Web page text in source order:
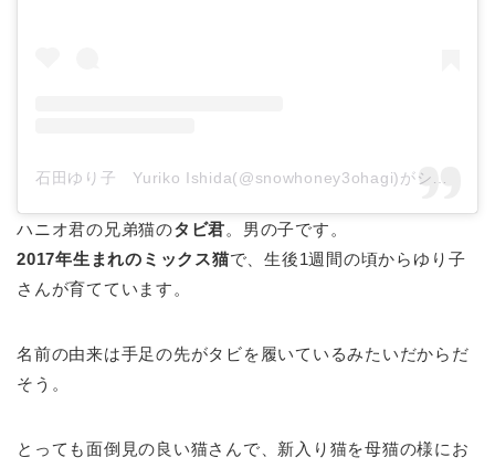
石田ゆり子 Yuriko Ishida(@snowhoney3ohagi)がシェアした投稿
ハニオ君の兄弟猫のタビ君。男の子です。
2017年生まれの ミックス猫で、生後1週間の頃からゆり子
さんが育てています。
名前の由来は手足の先がタビを履いているみたいだからだ
そう。
とっても面倒見の良い猫さんで、新入り猫を母猫の様にお